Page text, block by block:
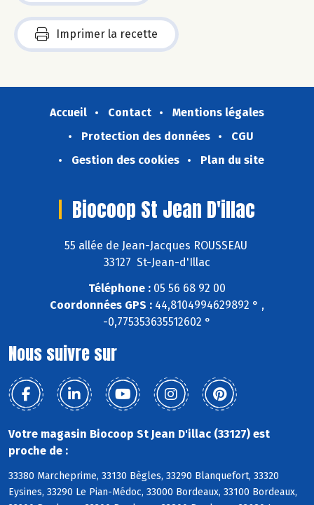
Imprimer la recette
Accueil Contact
Mentions légales
Protection des données
CGU
Gestion des cookies
Plan du site
Biocoop St Jean D'illac
55 allée de Jean-Jacques ROUSSEAU
33127 St-Jean-d'Illac
Téléphone : 05 56 68 92 00
Coordonnées GPS : 44,8104994629892 ° ,
-0,775353635512602 °
Nous suivre sur
Votre magasin Biocoop St Jean D'illac (33127) est
proche de :
33380 Marcheprime, 33130 Bègles, 33290 Blanquefort, 33320
Eysines, 33290 Le Pian-Médoc, 33000 Bordeaux, 33100 Bordeaux,